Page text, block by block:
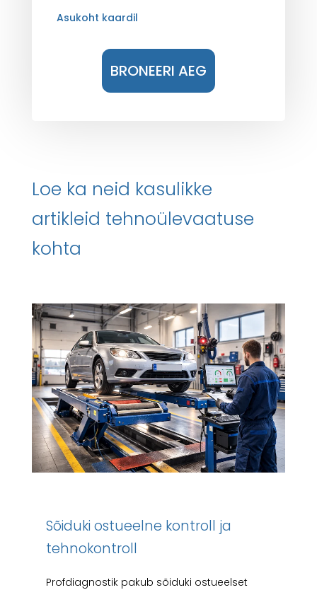
Asukoht kaardil
BRONEERI AEG
Loe ka neid kasulikke
artikleid tehnoülevaatuse
kohta
Sõiduki ostueelne kontroll ja
tehnokontroll
Profdiagnostik pakub sõiduki ostueelset